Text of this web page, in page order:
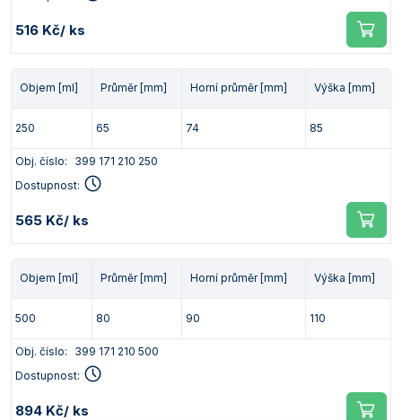
516 Kč/ ks
Objem [ml] Průměr [mm] Horní průměr [mm] Výška [mm]
250 65 74 85
Obj. číslo:
399 171 210 250
Dostupnost:
565 Kč/ ks
Objem [ml] Průměr [mm] Horní průměr [mm] Výška [mm]
500 80 90 110
Obj. číslo:
399 171 210 500
Dostupnost:
894 Kč/ ks
Zkumavky
Zkumavky a stojany
Vlastnosti plastů
měření prostředí (klimatu)
Titrátory
Vlhkostní analyzátory - váhy sušicí